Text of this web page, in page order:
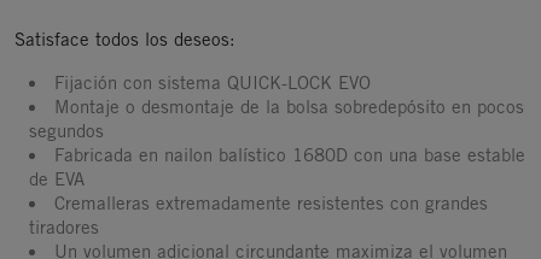
Satisface todos los deseos:
Fijación con sistema QUICK-LOCK EVO
Montaje o desmontaje de la bolsa sobredepósito en pocos
segundos
Fabricada en nailon balístico 1680D con una base estable
de EVA
Cremalleras extremadamente resistentes con grandes
tiradores
Un volumen adicional circundante maximiza el volumen